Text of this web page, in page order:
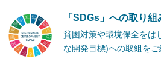
「SDGs」への取り組
貧困対策や環境保全をは
な開発目標)への取組をご